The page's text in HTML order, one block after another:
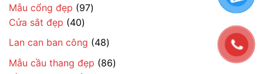
Mẫu cổng đẹp 9797
phẩm
Cửa sắt đẹp 4040
sản
phẩm
Lan can ban công 4848
sản
phẩm
Mẫu cầu thang đẹp 8686